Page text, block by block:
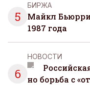
5
БИРЖА
Майкл
1987 года
6
НОВОСТИ
но борьба с